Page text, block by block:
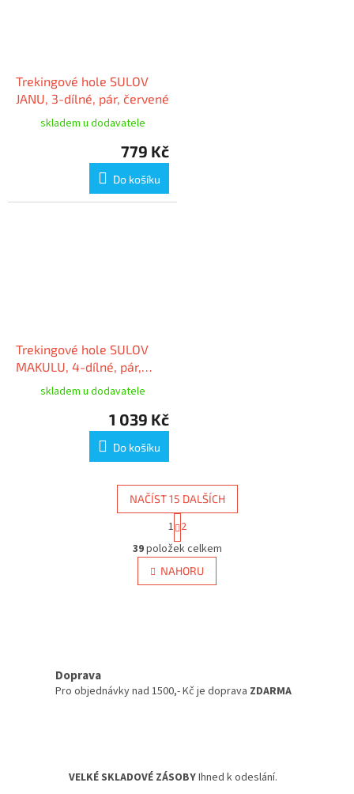
Trekingové hole SULOV
JANU, 3-dílné, pár, červené
skladem u dodavatele
779 Kč
Do košíku
Trekingové hole SULOV
MAKULU, 4-dílné, pár,
oranžová
skladem u dodavatele
1 039 Kč
Do košíku
O
v
l
á
v
i
NAČÍST 15 DALŠÍCH
S
t
r
á
n
k
1 2
39položek celkem
NAHORU
Doprava
Pro objednávky nad 1500,- Kč je doprava ZDARMA
VELKÉ SKLADOVÉ ZÁSOBYIhned k odeslání.